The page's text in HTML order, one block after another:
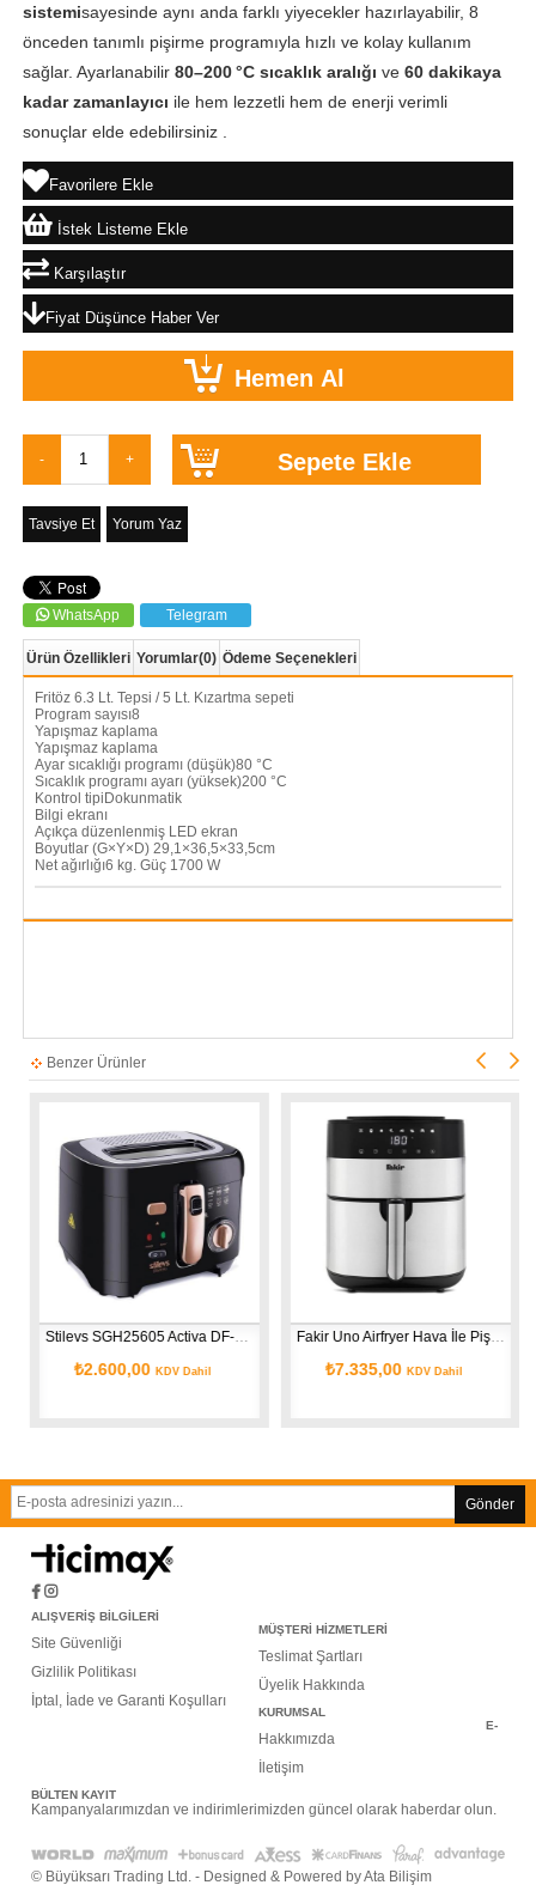
sistemisayesinde aynı anda farklı yiyecekler hazırlayabilir, 8
önceden tanımlı pişirme programıyla hızlı ve kolay kullanım
sağlar. Ayarlanabilir 80–200 °C sıcaklık aralığı ve 60 dakikaya
kadar zamanlayıcı ile hem lezzetli hem de enerji verimli
sonuçlar elde edebilirsiniz .
Favorilere Ekle
İstek Listeme Ekle
Karşılaştır
Fiyat Düşünce Haber Ver
Tavsiye Et Yorum Yaz
WhatsApp Telegram
Ürün Özellikleri Yorumlar(0) Ödeme Seçenekleri
Fritöz 6.3 Lt. Tepsi / 5 Lt. Kızartma sepeti
Program sayısı8
Yapışmaz kaplama
Yapışmaz kaplama
Ayar sıcaklığı programı (düşük)80 °C
Sıcaklık programı ayarı (yüksek)200 °C
Kontrol tipiDokunmatik
Bilgi ekranı
Açıkça düzenlenmiş LED ekran
Boyutlar (G×Y×D) 29,1×36,5×33,5cm
Net ağırlığı6 kg. Güç 1700 W
Benzer Ürünler
Stilevs SGH25605 Activa DF-118 Fritöz – Siyah & Bakır
₺2.600,00KDV Dahil
Fakir Uno Airfryer Hava İle Pişirici
₺7.335,00KDV Dahil
Gönder
ALIŞVERİŞ BİLGİLERİ
Site Güvenliği
Gizlilik Politikası
İptal, İade ve Garanti Koşulları
MÜŞTERİ HİZMETLERİ
Teslimat Şartları
Üyelik Hakkında
KURUMSAL
Hakkımızda
İletişim
E-
BÜLTEN KAYIT
Kampanyalarımızdan ve indirimlerimizden güncel olarak haberdar olun.
© Büyüksarı Trading Ltd. - Designed & Powered by Ata Bilişim